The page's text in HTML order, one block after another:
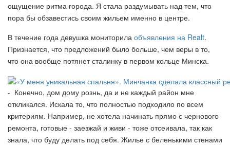
ощущение ритма города. Я стала раздумывать над тем, что
пора бы обзавестись своим жильем именно в центре.
В течение года девушка мониторила объявления на Realt.
Признается, что предложений было больше, чем веры в то,
что она вообще потянет сталинку в первом кольце Минска.
- Конечно, дом дому рознь, да и не каждый район мне
откликался. Искала то, что полностью подходило по всем
критериям. Например, не хотела начинать прямо с чернового
ремонта, готовые - заезжай и живи - тоже отсеивала, так как
знала, что буду делать под себя. Жилье с беленькими стенами